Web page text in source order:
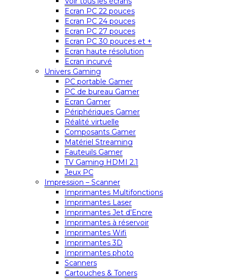
Ecran PC 22 pouces
Ecran PC 24 pouces
Ecran PC 27 pouces
Ecran PC 30 pouces et +
Ecran haute résolution
Ecran incurvé
Univers Gaming
PC portable Gamer
PC de bureau Gamer
Ecran Gamer
Périphériques Gamer
Réalité virtuelle
Composants Gamer
Matériel Streaming
Fauteuils Gamer
TV Gaming HDMI 2.1
Jeux PC
Impression – Scanner
Imprimantes Multifonctions
Imprimantes Laser
Imprimantes Jet d’Encre
Imprimantes à réservoir
Imprimantes Wifi
Imprimantes 3D
Imprimantes photo
Scanners
Cartouches & Toners